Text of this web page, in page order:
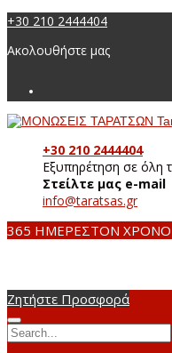
+30 210 2444404
Ακολουθήστε μας
+30 210 2444404
Εξυπηρέτηση σε όλη
Στείλτε μας e-mail
info@taratsas.gr
365 ΗΜΕΡΕΣΤΟΝ ΧΡΟΝΟ
Ζητήστε Προσφορά